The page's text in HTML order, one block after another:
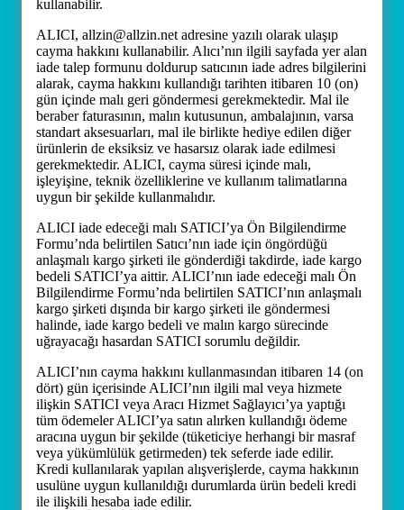
kullanabilir.
ALICI, allzin@allzin.net adresine yazılı olarak ulaşıp
cayma hakkını kullanabilir. Alıcı’nın ilgili sayfada yer alan
iade talep formunu doldurup satıcının iade adres bilgilerini
alarak, cayma hakkını kullandığı tarihten itibaren 10 (on)
gün içinde malı geri göndermesi gerekmektedir. Mal ile
beraber faturasının, malın kutusunun, ambalajının, varsa
standart aksesuarları, mal ile birlikte hediye edilen diğer
ürünlerin de eksiksiz ve hasarsız olarak iade edilmesi
gerekmektedir. ALICI, cayma süresi içinde malı,
işleyişine, teknik özelliklerine ve kullanım talimatlarına
uygun bir şekilde kullanmalıdır.
ALICI iade edeceği malı SATICI’ya Ön Bilgilendirme
Formu’nda belirtilen Satıcı’nın iade için öngördüğü
anlaşmalı kargo şirketi ile gönderdiği takdirde, iade kargo
bedeli SATICI’ya aittir. ALICI’nın iade edeceği malı Ön
Bilgilendirme Formu’nda belirtilen SATICI’nın anlaşmalı
kargo şirketi dışında bir kargo şirketi ile göndermesi
halinde, iade kargo bedeli ve malın kargo sürecinde
uğrayacağı hasardan SATICI sorumlu değildir.
ALICI’nın cayma hakkını kullanmasından itibaren 14 (on
dört) gün içerisinde ALICI’nın ilgili mal veya hizmete
ilişkin SATICI veya Aracı Hizmet Sağlayıcı’ya yaptığı
tüm ödemeler ALICI’ya satın alırken kullandığı ödeme
aracına uygun bir şekilde (tüketiciye herhangi bir masraf
veya yükümlülük getirmeden) tek seferde iade edilir.
Kredi kullanılarak yapılan alışverişlerde, cayma hakkının
usulüne uygun kullanıldığı durumlarda ürün bedeli kredi
ile ilişkili hesaba iade edilir.